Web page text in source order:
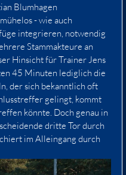
Blumhagen
- wie auch
integrieren, notwendig
Stammakteure an
Hinsicht für Trainer Jens
45 Minuten lediglich die
der sich bekanntlich oft
gelingt, kommt
könnte. Doch genau in
dritte Tor durch
im Alleingang durch